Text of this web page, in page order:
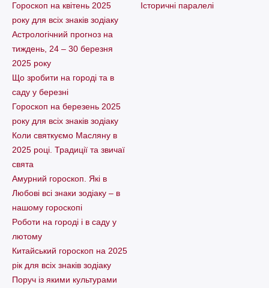
Гороскоп на квітень 2025
року для всіх знаків зодіаку
Астрологічний прогноз на
тиждень, 24 – 30 березня
2025 року
Що зробити на городі та в
саду у березні
Гороскоп на березень 2025
року для всіх знаків зодіаку
Коли святкуємо Масляну в
2025 році. Традиції та звичаї
свята
Амурний гороскоп. Які в
Любові всі знаки зодіаку – в
нашому гороскопі
Pоботи на городі і в саду у
лютому
Китайський гороскоп на 2025
рік для всіх знаків зодіаку
Поруч із якими культурами
Історичні паралелі